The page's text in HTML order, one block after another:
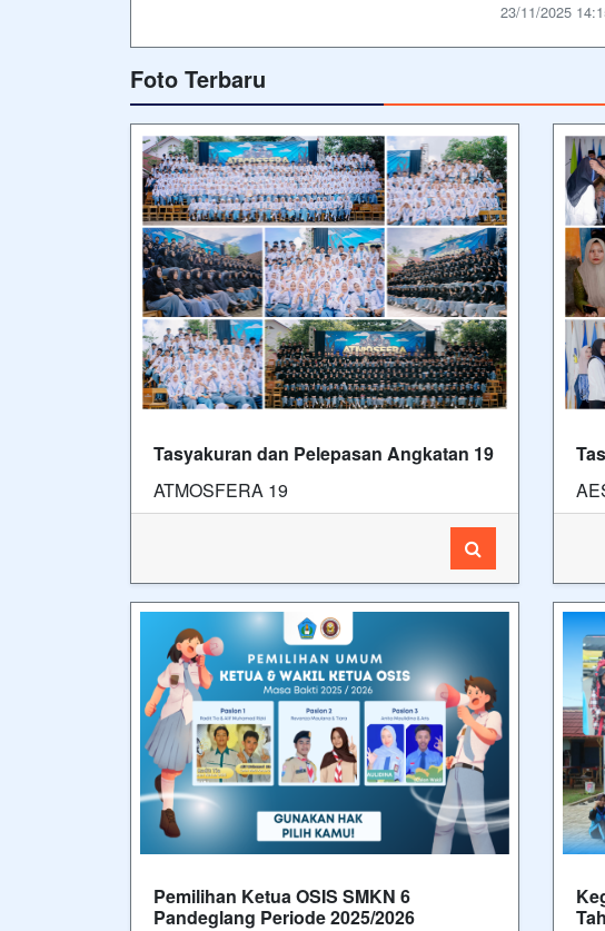
23/11/2025
Foto Terbaru
Tasyakuran dan Pelepasan Angkatan 19
ATMOSFERA 19
Pemilihan Ketua OSIS SMKN 6
Pandeglang Periode 2025/2026